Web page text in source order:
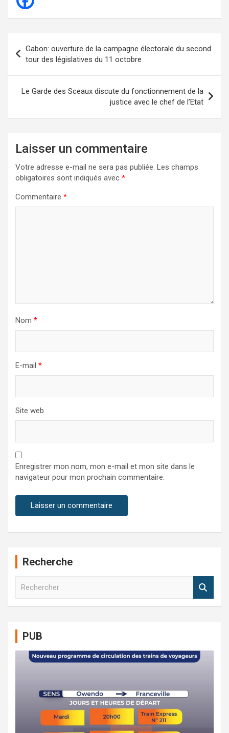
de
l’article
Gabon: ouverture de la campagne électorale du second
tour des législatives du 11 octobre
Le Garde des Sceaux discute du fonctionnement de la
justice avec le chef de l’Etat
Laisser un commentaire
Votre adresse e-mail ne sera pas publiée. Les champs
obligatoires sont indiqués avec *
Commentaire *
Nom *
E-mail *
Site web
Enregistrer mon nom, mon e-mail et mon site dans le
navigateur pour mon prochain commentaire.
Recherche
PUB